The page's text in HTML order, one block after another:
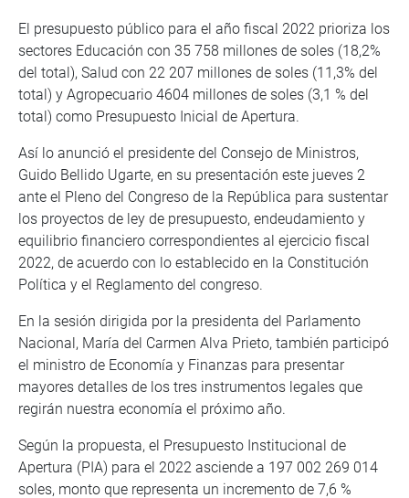
El presupuesto público para el año fiscal 2022 prioriza los
sectores Educación con 35 758 millones de soles (18,2%
del total), Salud con 22 207 millones de soles (11,3% del
total) y Agropecuario 4604 millones de soles (3,1 % del
total) como Presupuesto Inicial de Apertura.
Así lo anunció el presidente del Consejo de Ministros,
Guido Bellido Ugarte, en su presentación este jueves 2
ante el Pleno del Congreso de la República para sustentar
los proyectos de ley de presupuesto, endeudamiento y
equilibrio financiero correspondientes al ejercicio fiscal
2022, de acuerdo con lo establecido en la Constitución
Política y el Reglamento del congreso.
En la sesión dirigida por la presidenta del Parlamento
Nacional, María del Carmen Alva Prieto, también participó
el ministro de Economía y Finanzas para presentar
mayores detalles de los tres instrumentos legales que
regirán nuestra economía el próximo año.
Según la propuesta, el Presupuesto Institucional de
Apertura (PIA) para el 2022 asciende a 197 002 269 014
soles, monto que representa un incremento de 7,6 %